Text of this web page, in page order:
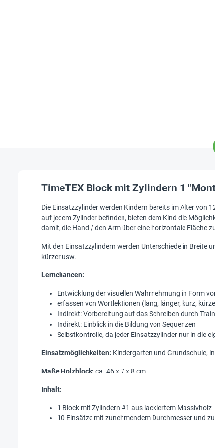
TimeTEX Block mit Zylindern 1
Die Einsatzzylinder werden Kindern bereits im Alter von
auf jedem Zylinder befinden, bieten dem Kind die
damit, die Hand / den Arm über eine horizontale Fläche
Mit den Einsatzzylindern werden Unterschiede in Breite
kürzer usw.
Lernchancen:
Entwicklung der visuellen Wahrnehmung in Form
erfassen von Wortlektionen (lang, länger, kurz,
Indirekt: Vorbereitung auf das Schreiben durch
Indirekt: Einblick in die Bildung von Sequenzen
Selbstkontrolle, da jeder Einsatzzylinder nur in die
Einsatzmöglichkeiten: Kindergarten und Grundschule,
Maße Holzblock: ca. 46 x 7 x 8 cm
Inhalt:
1 Block mit Zylindern #1 aus lackiertem Massivholz
10 Einsätze mit zunehmendem Durchmesser und